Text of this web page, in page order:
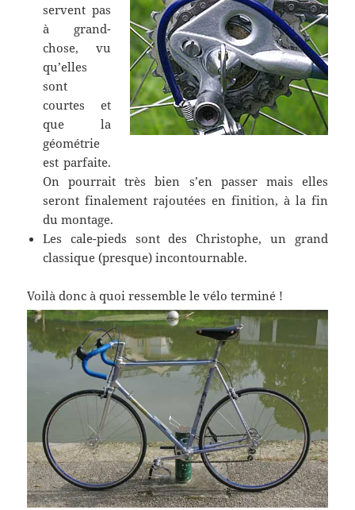
servent pas
à grand-
chose, vu
qu’elles
sont
courtes et
que la
géométrie
est parfaite.
On pourrait très bien s’en passer mais elles
seront finalement rajoutées en finition, à la fin
du montage.
Les cale-pieds sont des Christophe, un grand
classique (presque) incontournable.
Voilà donc à quoi ressemble le vélo terminé !